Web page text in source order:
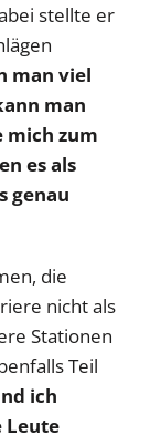
stellte er
man viel
man
mich zum
es als
genau
die
nicht als
Stationen
Teil
ich
Leute